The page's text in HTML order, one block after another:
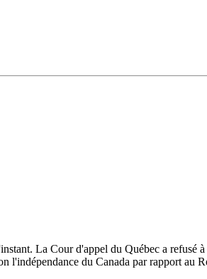
La Cour d'appel du Québec a
l'indépendance du Canada par rapport